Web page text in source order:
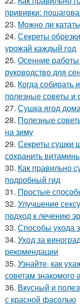
прививки:
23. Можно ли
24. Секреты
урожай каждый год
25. Осенние
руководство для
26. Когда собирать
полезные советы и
27. Сушка ягод
28. Полезные
на зиму
29. Секреты сушки
сохранить
30. Как правильно
подробный гид
31. Простые
32. Улучшение
подход к лечению
33. Способы ухода
34. Уход за
рекомендации
35. Узнайте, как
советам знакомого
36. Вкусный и
с красной фасолью